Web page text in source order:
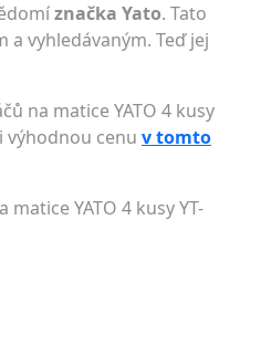
značka Yato. Tato
vyhledávaným. Teď jej
na matice YATO 4 kusy
výhodnou cenu v tomto
matice YATO 4 kusy YT-